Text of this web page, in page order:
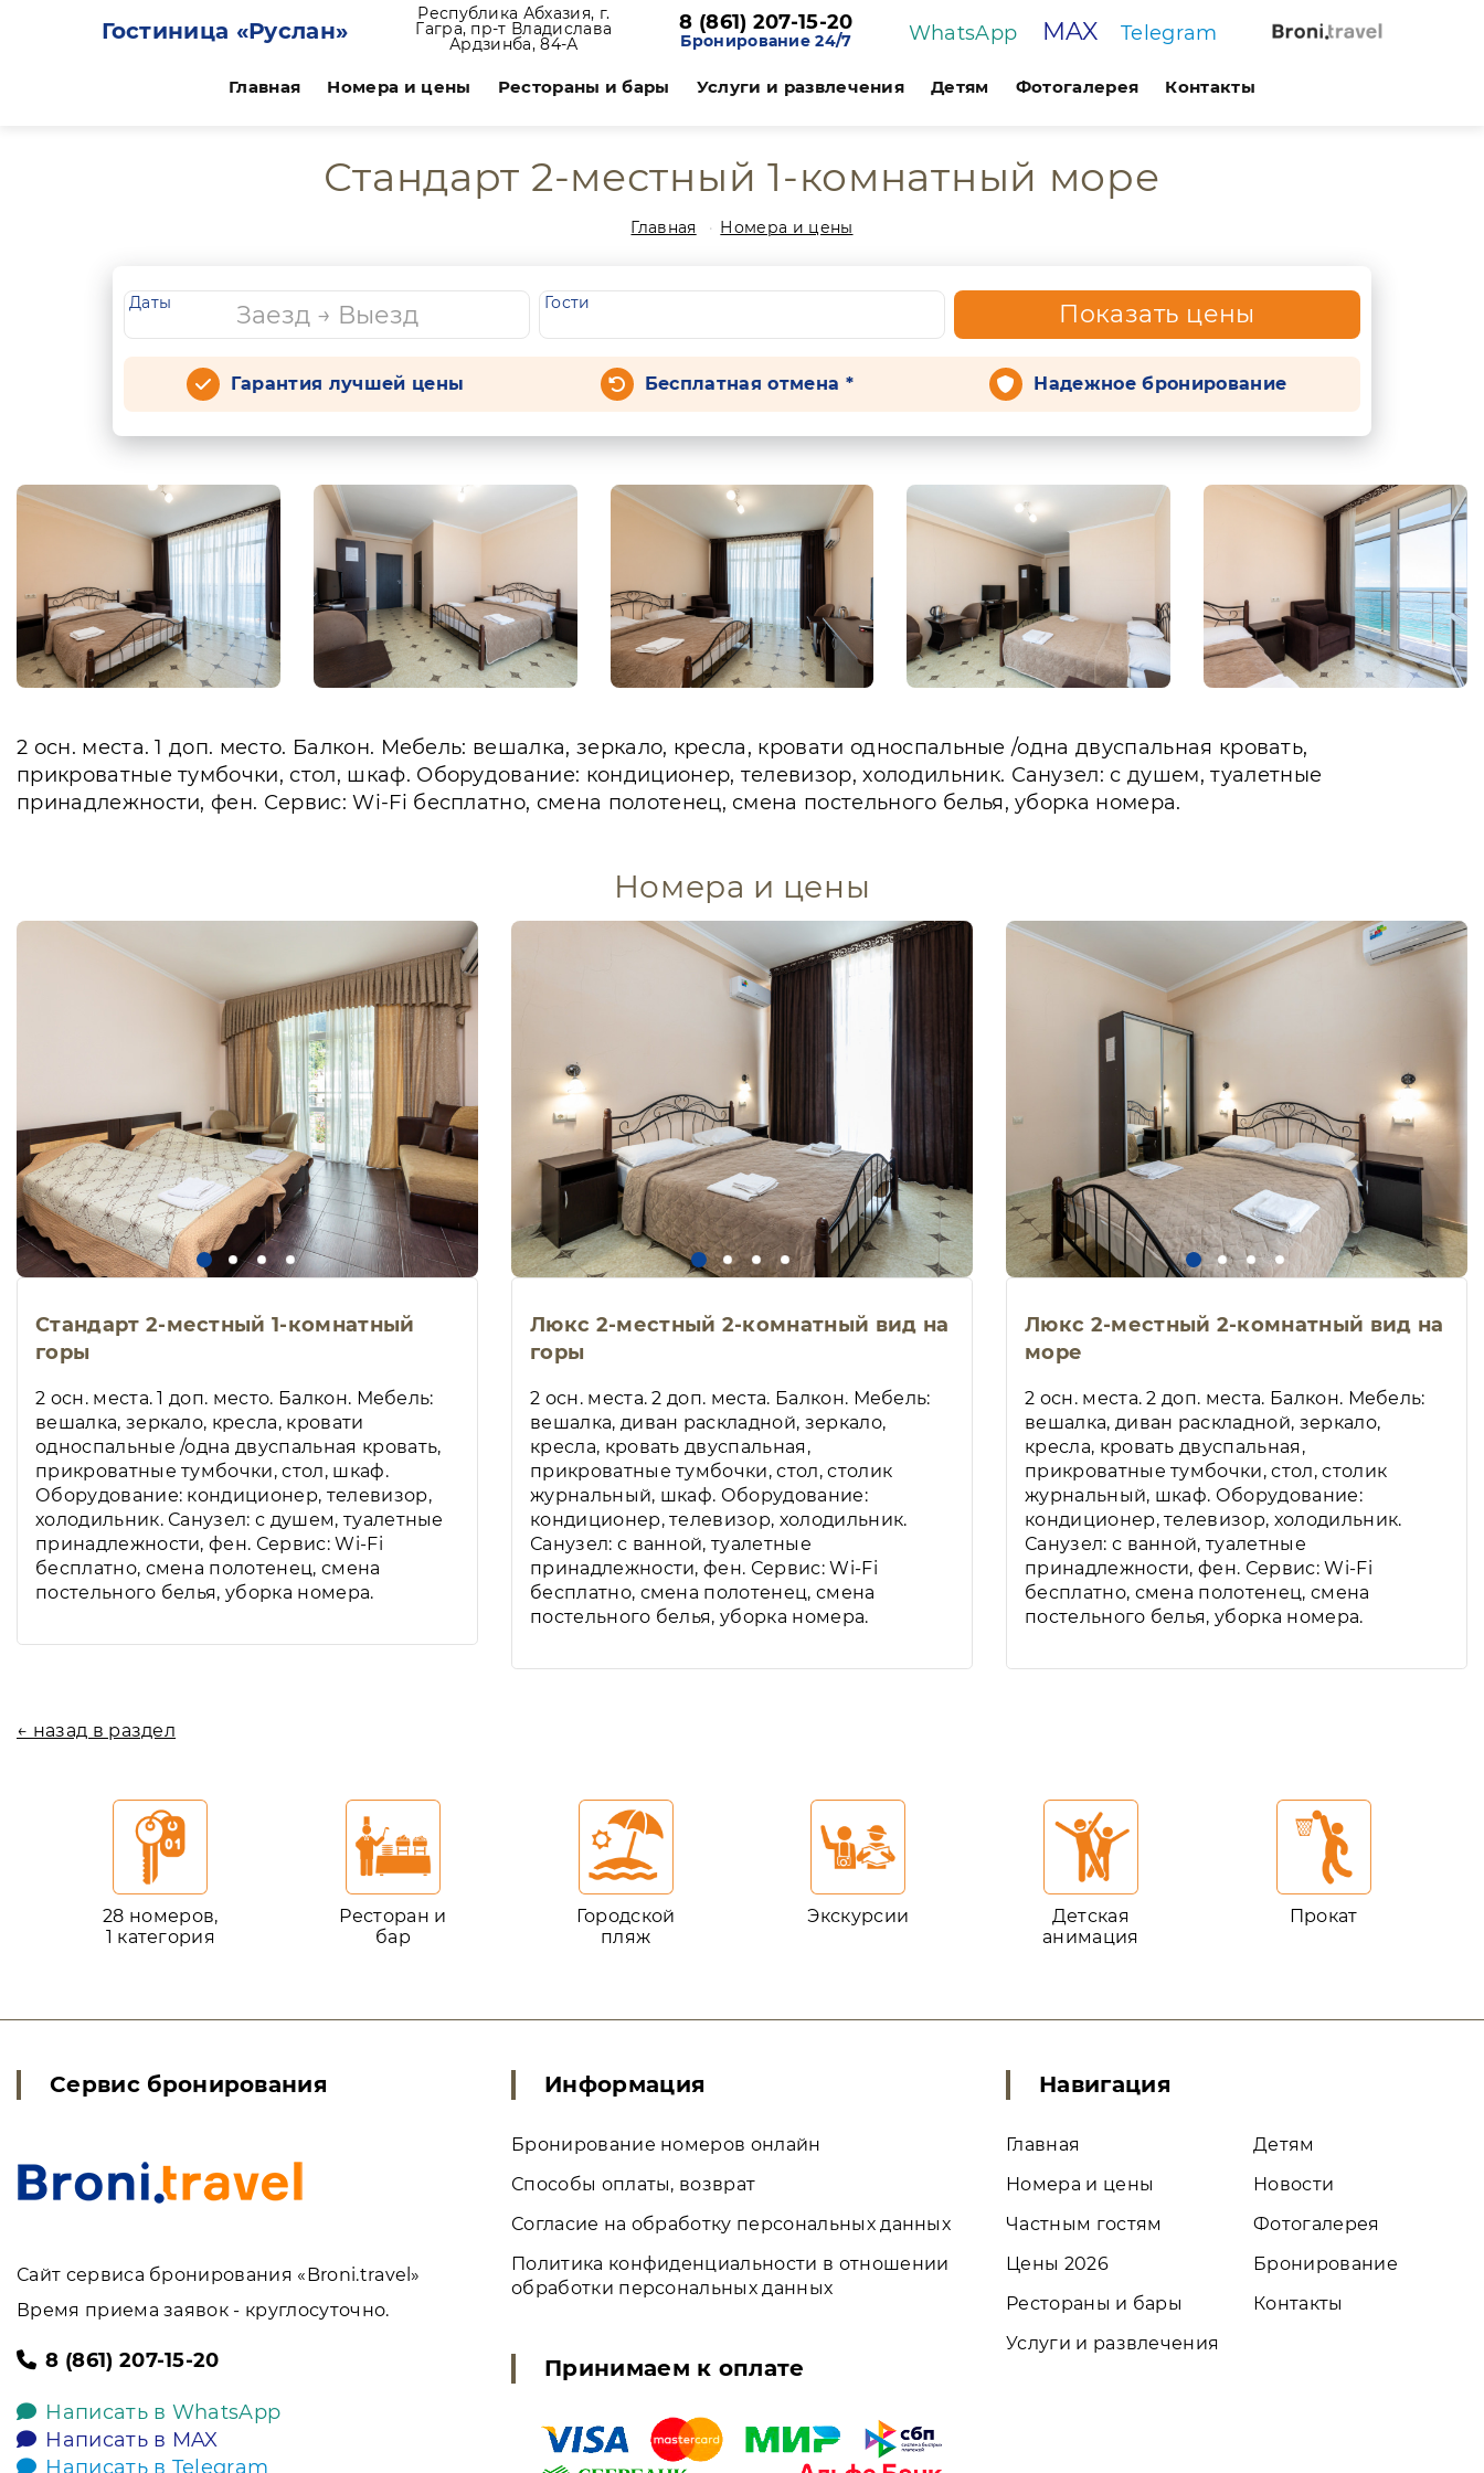
Гостиница «Руслан»
Республика Абхазия, г.
Гагра, пр-т Владислава
Ардзинба, 84-А
8 (861) 207-15-20
Бронирование 24/7 WhatsApp MAX Telegram
Главная Номера и цены Рестораны и бары Услуги и развлечения Детям Фотогалерея Контакты
Стандарт 2-местный 1-комнатный море
Главная Номера и цены
Даты Гости Показать цены
Гарантия лучшей цены Бесплатная отмена * Надежное бронирование
2 осн. места. 1 доп. место. Балкон. Мебель: вешалка, зеркало, кресла, кровати односпальные /одна двуспальная кровать,
прикроватные тумбочки, стол, шкаф. Оборудование: кондиционер, телевизор, холодильник. Санузел: с душем, туалетные
принадлежности, фен. Сервис: Wi-Fi бесплатно, смена полотенец, смена постельного белья, уборка номера.
Номера и цены
Стандарт 2-местный 1-комнатный
горы
2 осн. места. 1 доп. место. Балкон. Мебель:
вешалка, зеркало, кресла, кровати
односпальные /одна двуспальная кровать,
прикроватные тумбочки, стол, шкаф.
Оборудование: кондиционер, телевизор,
холодильник. Санузел: с душем, туалетные
принадлежности, фен. Сервис: Wi-Fi
бесплатно, смена полотенец, смена
постельного белья, уборка номера.
Люкс 2-местный 2-комнатный вид на
горы
2 осн. места. 2 доп. места. Балкон. Мебель:
вешалка, диван раскладной, зеркало,
кресла, кровать двуспальная,
прикроватные тумбочки, стол, столик
журнальный, шкаф. Оборудование:
кондиционер, телевизор, холодильник.
Санузел: с ванной, туалетные
принадлежности, фен. Сервис: Wi-Fi
бесплатно, смена полотенец, смена
постельного белья, уборка номера.
Люкс 2-местный 2-комнатный вид на
море
2 осн. места. 2 доп. места. Балкон. Мебель:
вешалка, диван раскладной, зеркало,
кресла, кровать двуспальная,
прикроватные тумбочки, стол, столик
журнальный, шкаф. Оборудование:
кондиционер, телевизор, холодильник.
Санузел: с ванной, туалетные
принадлежности, фен. Сервис: Wi-Fi
бесплатно, смена полотенец, смена
постельного белья, уборка номера.
← назад в раздел
28 номеров,
1 категория
Ресторан и
бар
Городской
пляж
Экскурсии
Детская
анимация
Прокат
Сервис бронирования
Сайт сервиса бронирования «Broni.travel»
Время приема заявок - круглосуточно.
8 (861) 207-15-20
Написать в WhatsApp
Написать в MAX
Написать в Telegram
Информация
Бронирование номеров онлайн
Способы оплаты, возврат
Согласие на обработку персональных данных
Политика конфиденциальности в отношении
обработки персональных данных
Принимаем к оплате
Навигация
Главная
Номера и цены
Частным гостям
Цены 2026
Рестораны и бары
Услуги и развлечения
Детям
Новости
Фотогалерея
Бронирование
Контакты